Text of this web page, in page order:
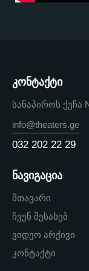
კონტაქტი
სანაპიროს ქუჩა
info@theaters.ge
032 202 22 29
ნავიგაცია
მთავარი
ჩვენ შესახებ
ვიდეო არქივი
კონტაქტი